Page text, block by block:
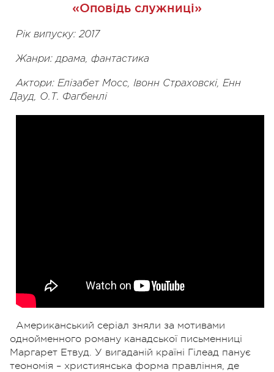
«Оповідь служниці»
Рік випуску: 2017
Жанри: драма, фантастика
Актори: Елізабет Мосс, Івонн Страховскі, Енн
Дауд, О.Т. Фагбенлі
Американський серіал зняли за мотивами
однойменного роману канадської письменниці
Маргарет Етвуд. У вигаданій країні Гілеад панує
теономія – християнська форма правління, де